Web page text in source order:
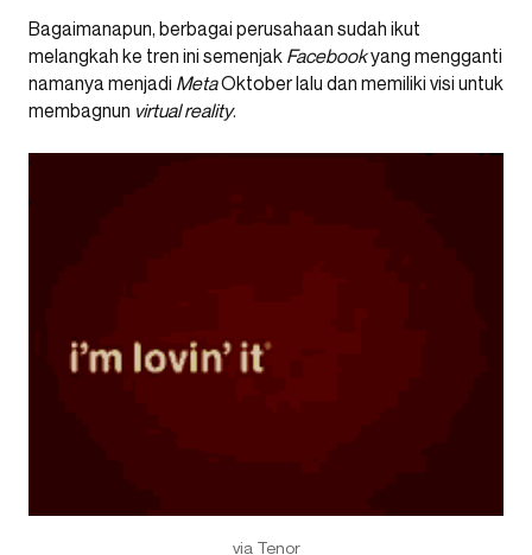
Bagaimanapun, berbagai perusahaan sudah ikut
melangkah ke tren ini semenjak Facebookyang mengganti
namanya menjadi MetaOktober lalu dan memiliki visi untuk
membagnun virtual reality.
via Tenor